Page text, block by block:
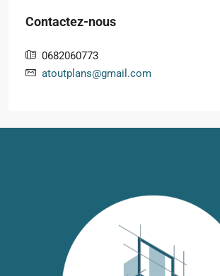
Contactez-nous
0682060773
atoutplans@gmail.com